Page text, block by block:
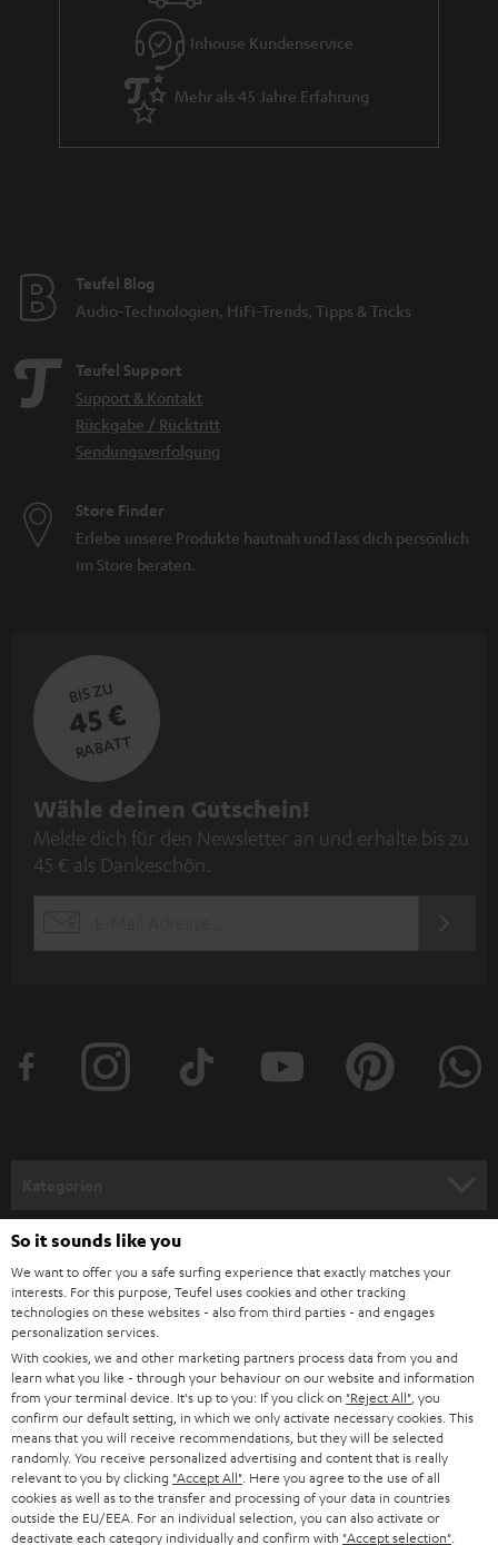
Inhouse Kundenservice
Mehr als 45 Jahre Erfahrung
Teufel Blog
Audio-Technologien, HiFi-Trends, Tipps & Tricks
Teufel Support
Support & Kontakt
Rückgabe / Rücktritt
Sendungsverfolgung
Store Finder
Erlebe unsere Produkte hautnah und lass dich persönlich
im Store beraten.
BIS ZU
45 €
RABATT
N
e
w
e
e
l
d
u
n
g
Wähle deinen Gutschein!
Melde dich für den Newsletter an und erhalte bis zu
45 € als Dankeschön.
HEIMKINO
HEIMKINO-KOMPLETTANLAGEN
SOUNDBARS
STEREO
SMART HOME
BLUETOOTH-LAUTSPRECHER
KOPFHÖRER
Unternehmen
SUPPORT
PRESSE & MARKETING
GESCHÄFTSKUNDEN
PARTNERPROGRAMM
BLOG
Teufel Onlineshops
DEUTSCHLAND
ÖSTERREICH
SCHWEIZ
NIEDERLANDE
So it sounds like you
We want to offer you a safe surfing experience that exactly matches your
interests. For this purpose, Teufel uses cookies and other tracking
technologies on these websites - also from third parties - and engages
personalization services.
With cookies, we and other marketing partners process data from you and
learn what you like - through your behaviour on our website and information
from your terminal device. It's up to you: If you click on "Reject All" , you
confirm our default setting, in which we only activate necessary cookies. This
means that you will receive recommendations, but they will be selected
randomly. You receive personalized advertising and content that is really
relevant to you by clicking "Accept All" . Here you agree to the use of all
cookies as well as to the transfer and processing of your data in countries
outside the EU/EEA. For an individual selection, you can also activate or
deactivate each category individually and confirm with "Accept selection"